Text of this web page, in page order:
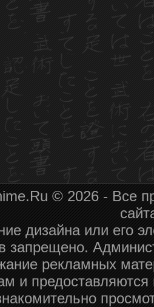
© 2026 - Все
дизайна или его
запрещено.
рекламных
и